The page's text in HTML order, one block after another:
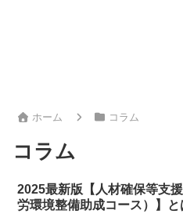
ホーム コラム
コラム
2025最新版【人材確保等支
労環境整備助成コース）】と